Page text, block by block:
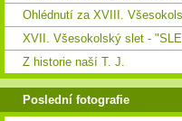
Ohlédnutí za XVIII.
XVII. Všesokolský slet -
Z historie naší T. J.
Poslední fotografie